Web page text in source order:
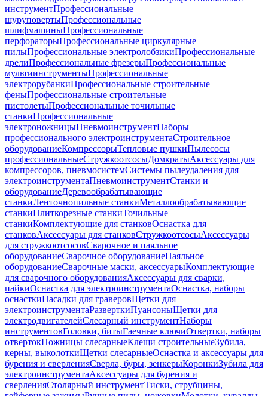
инструментПрофессиональные
шуруповертыПрофессиональные
шлифмашиныПрофессиональные
перфораторыПрофессиональные циркулярные
пилыПрофессиональные электролобзикиПрофессиональные
дрелиПрофессиональные фрезерыПрофессиональные
мультиинструментыПрофессиональные
электрорубанкиПрофессиональные строительные
феныПрофессиональные строительные
пистолетыПрофессиональные точильные
станкиПрофессиональные
электроножницыПневмоинструментНаборы
профессионального электроинструментаСтроительное
оборудованиеКомпрессорыТепловые пушкиПылесосы
профессиональныеСтружкоотсосыДомкратыАксессуары для
компрессоров, пневмосистемСистемы пылеудаления для
электроинструментаПневмоинструментСтанки и
оборудованиеДеревообрабатывающие
станкиЛенточнопильные станкиМеталлообрабатывающие
станкиПлиткорезные станкиТочильные
станкиКомплектующие для станковОснастка для
станковАксессуары для станковСтружкоотсосыАксессуары
для стружкоотсосовСварочное и паяльное
оборудованиеСварочное оборудованиеПаяльное
оборудованиеСварочные маски, аксессуарыКомплектующие
для сварочного оборудованияАксессуары для сварки,
пайкиОснастка для электроинструментаОснастка, наборы
оснасткиНасадки для граверовЩетки для
электроинструментаРазверткиПуансоныЩетки для
электродвигателейСлесарный инструментНаборы
инструментовГоловки, битыГаечные ключиОтвертки, наборы
отвертокНожницы слесарныеКлещи строительныеЗубила,
керны, выколоткиЩетки слесарныеОснастка и аксессуары для
бурения и сверленияСверла, буры, зенкерыКоронкиЗубила для
электроинструментаАксессуары для бурения и
сверленияСтолярный инструментТиски, струбцины,